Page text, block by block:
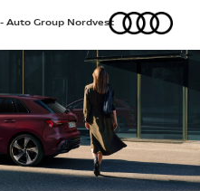
Audi
Auto Group Nordvest